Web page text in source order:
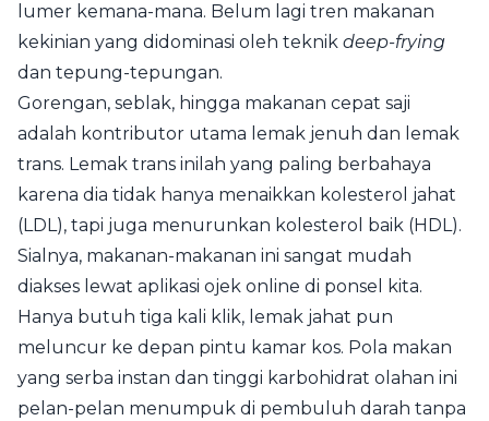
lumer kemana-mana. Belum lagi tren makanan
kekinian yang didominasi oleh teknik deep-frying
dan tepung-tepungan.
Gorengan, seblak, hingga makanan cepat saji
adalah kontributor utama lemak jenuh dan lemak
trans. Lemak trans inilah yang paling berbahaya
karena dia tidak hanya menaikkan kolesterol jahat
(LDL), tapi juga menurunkan kolesterol baik (HDL).
Sialnya, makanan-makanan ini sangat mudah
diakses lewat aplikasi ojek online di ponsel kita.
Hanya butuh tiga kali klik, lemak jahat pun
meluncur ke depan pintu kamar kos. Pola makan
yang serba instan dan tinggi karbohidrat olahan ini
pelan-pelan menumpuk di pembuluh darah tanpa